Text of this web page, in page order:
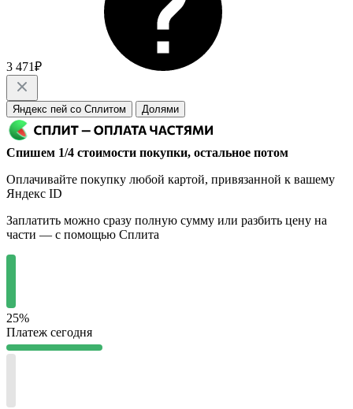
3 471₽
Яндекс пей со Сплитом Долями
Спишем 1/4 стоимости покупки, остальное потом
Оплачивайте покупку любой картой, привязанной к вашему
Яндекс ID
Заплатить можно сразу полную сумму или разбить цену на
части — с помощью Сплита
25%
Платеж сегодня